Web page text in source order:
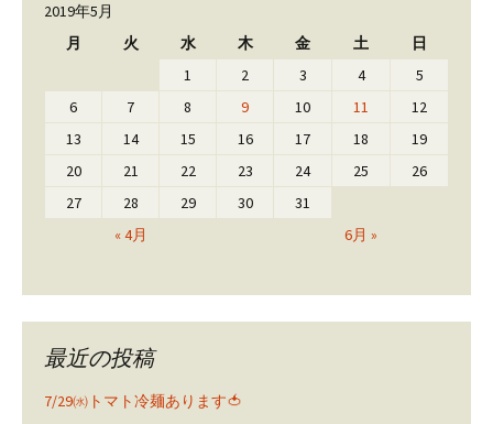
2019年5月
月
火 水 木 金 土 日
« 4月 6月 »
1 2 3 4
5
6
7 8 9 10 11
12
13
14 15 16 17 18
19
20
21 22 23 24 25
26
27
28 29 30 31
最近の投稿
7/29㈬トマト冷麺あります🍅